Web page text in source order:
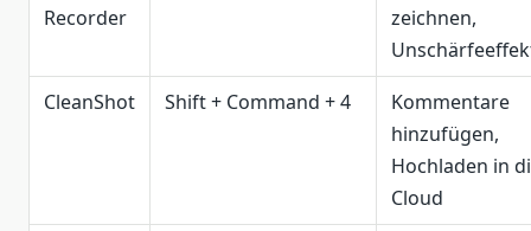
Recorder
zeichnen,
CleanShot
Shift + Command + 4
Kommentare
hinzufügen,
Hochladen in
Cloud